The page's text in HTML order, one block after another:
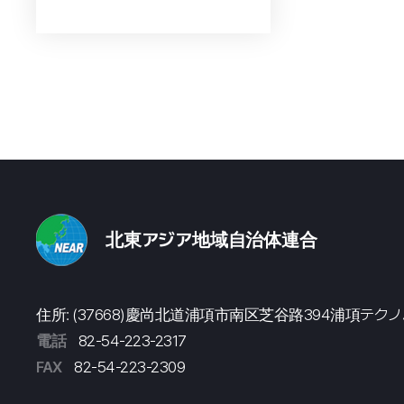
北東アジア地域自治体連合
住所: (37668)慶尚北道浦項市南区芝谷路394浦項テク
電話
82-54-223-2317
FAX
82-54-223-2309